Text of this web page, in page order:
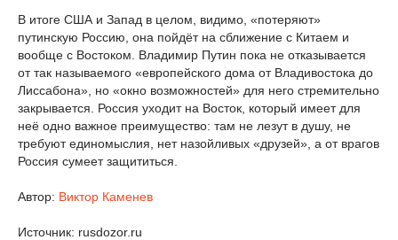
В итоге США и Запад в целом, видимо, «потеряют»
путинскую Россию, она пойдёт на сближение с Китаем и
вообще с Востоком. Владимир Путин пока не отказывается
от так называемого «европейского дома от Владивостока до
Лиссабона», но «окно возможностей» для него стремительно
закрывается. Россия уходит на Восток, который имеет для
неё одно важное преимущество: там не лезут в душу, не
требуют единомыслия, нет назойливых «друзей», а от врагов
Россия сумеет защититься.
Автор: Виктор Каменев
Источник: rusdozor.ru